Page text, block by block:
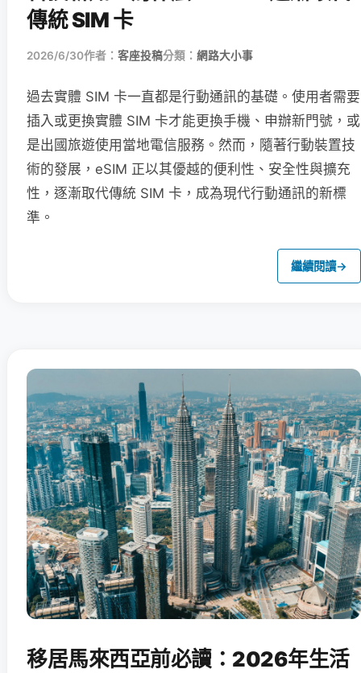
傳統 SIM 卡
2026/6/30作者： 客座投稿分類： 網路大小事
過去實體 SIM 卡一直都是行動通訊的基礎。使用者需要
插入或更換實體 SIM 卡才能更換手機、申辦新門號，或
是出國旅遊使用當地電信服務。然而，隨著行動裝置技
術的發展，eSIM 正以其優越的便利性、安全性與擴充
性，逐漸取代傳統 SIM 卡，成為現代行動通訊的新標
準。
繼續閱讀→
移居馬來西亞前必讀：2026年生活